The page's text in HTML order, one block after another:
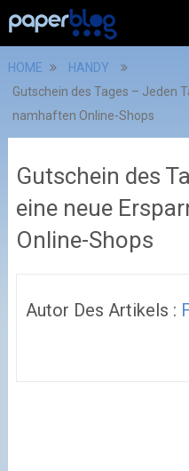
HOME
HANDY
Gutschein des Tages – Jeden
namhaften Online-Shops
Gutschein des
eine neue
Online-Shops
Autor Des Artikels :